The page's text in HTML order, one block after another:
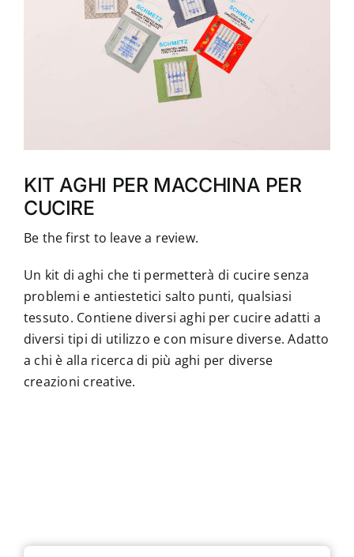
KIT AGHI PER MACCHINA PER
CUCIRE
Be the first to leave a review.
Un kit di aghi che ti permetterà di cucire senza
problemi e antiestetici salto punti, qualsiasi
tessuto. Contiene diversi aghi per cucire adatti a
diversi tipi di utilizzo e con misure diverse. Adatto
a chi è alla ricerca di più aghi per diverse
creazioni creative.